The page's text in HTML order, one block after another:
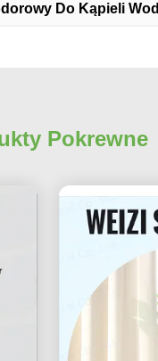
Do Kąpieli
Pokrewne